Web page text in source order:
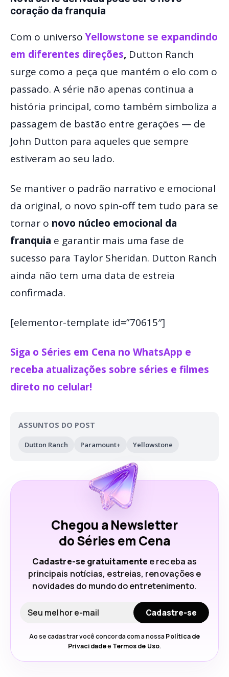
coração da franquia
Com o universoYellowstone se expandindo
em diferentes direções, Dutton Ranch
surge como a peça que mantém o elo com o
passado. A série não apenas continua a
história principal, como também simboliza a
passagem de bastão entre gerações — de
John Dutton para aqueles que sempre
estiveram ao seu lado.
Se mantiver o padrão narrativo e emocional
da original, o novo spin-off tem tudo para se
tornar o novo núcleo emocional da
franquia e garantir mais uma fase de
sucesso para Taylor Sheridan. Dutton Ranch
ainda não tem uma data de estreia
confirmada.
[elementor-template id=”70615″]
Siga o Séries em Cena no WhatsApp e
receba atualizações sobre séries e filmes
direto no celular!
ASSUNTOS DO POST
Dutton Ranch Paramount+ Yellowstone
Chegou a Newsletter
do Séries em Cena
Cadastre-se gratuitamente e receba as
principais notícias, estreias, renovações e
novidades do mundo do entretenimento.
Seu e-mail
Cadastre-se
Ao se cadastrar você concorda com a nossa Política de
Privacidadee Termos de Uso.